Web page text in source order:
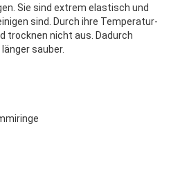
Sie sind extrem elastisch und
sind. Durch ihre Temperatur-
trocknen nicht aus. Dadurch
sauber.